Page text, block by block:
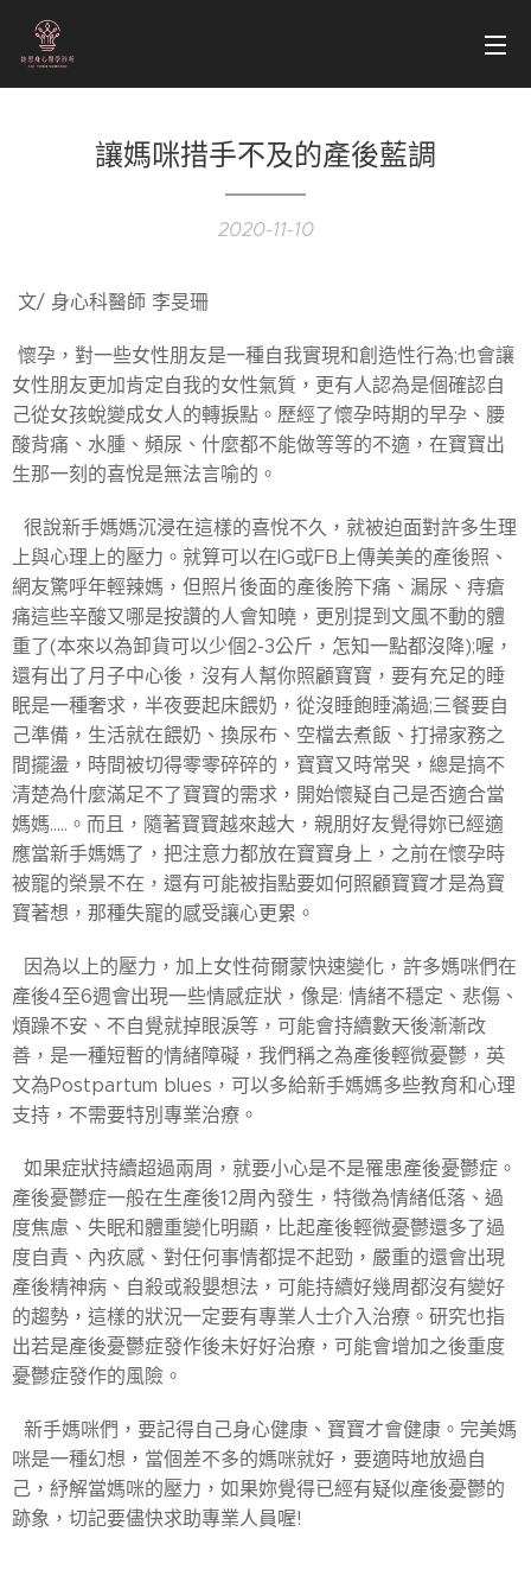
讓媽咪措手不及的產後藍調
2020-11-10
文/ 身心科醫師 李旻珊
懷孕，對一些女性朋友是一種自我實現和創造性行為;也會讓
女性朋友更加肯定自我的女性氣質，更有人認為是個確認自
己從女孩蛻變成女人的轉捩點。歷經了懷孕時期的早孕、腰
酸背痛、水腫、頻尿、什麼都不能做等等的不適，在寶寶出
生那一刻的喜悅是無法言喻的。
很說新手媽媽沉浸在這樣的喜悅不久，就被迫面對許多生理
上與心理上的壓力。就算可以在IG或FB上傳美美的產後照、
網友驚呼年輕辣媽，但照片後面的產後胯下痛、漏尿、痔瘡
痛這些辛酸又哪是按讚的人會知曉，更別提到文風不動的體
重了(本來以為卸貨可以少個2-3公斤，怎知一點都沒降);喔，
還有出了月子中心後，沒有人幫你照顧寶寶，要有充足的睡
眠是一種奢求，半夜要起床餵奶，從沒睡飽睡滿過;三餐要自
己準備，生活就在餵奶、換尿布、空檔去煮飯、打掃家務之
間擺盪，時間被切得零零碎碎的，寶寶又時常哭，總是搞不
清楚為什麼滿足不了寶寶的需求，開始懷疑自己是否適合當
媽媽.....。而且，隨著寶寶越來越大，親朋好友覺得妳已經適
應當新手媽媽了，把注意力都放在寶寶身上，之前在懷孕時
被寵的榮景不在，還有可能被指點要如何照顧寶寶才是為寶
寶著想，那種失寵的感受讓心更累。
因為以上的壓力，加上女性荷爾蒙快速變化，許多媽咪們在
產後4至6週會出現一些情感症狀，像是: 情緒不穩定、悲傷、
煩躁不安、不自覺就掉眼淚等，可能會持續數天後漸漸改
善，是一種短暫的情緒障礙，我們稱之為產後輕微憂鬱，英
文為Postpartum blues，可以多給新手媽媽多些教育和心理
支持，不需要特別專業治療。
如果症狀持續超過兩周，就要小心是不是罹患產後憂鬱症。
產後憂鬱症一般在生產後12周內發生，特徵為情緒低落、過
度焦慮、失眠和體重變化明顯，比起產後輕微憂鬱還多了過
度自責、內疚感、對任何事情都提不起勁，嚴重的還會出現
產後精神病、自殺或殺嬰想法，可能持續好幾周都沒有變好
的趨勢，這樣的狀況一定要有專業人士介入治療。研究也指
出若是產後憂鬱症發作後未好好治療，可能會增加之後重度
憂鬱症發作的風險。
新手媽咪們，要記得自己身心健康、寶寶才會健康。完美媽
咪是一種幻想，當個差不多的媽咪就好，要適時地放過自
己，紓解當媽咪的壓力，如果妳覺得已經有疑似產後憂鬱的
跡象，切記要儘快求助專業人員喔!